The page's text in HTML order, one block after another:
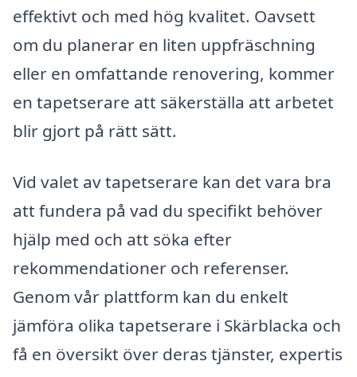
effektivt och med hög kvalitet. Oavsett
om du planerar en liten uppfräschning
eller en omfattande renovering, kommer
en tapetserare att säkerställa att arbetet
blir gjort på rätt sätt.
Vid valet av tapetserare kan det vara bra
att fundera på vad du specifikt behöver
hjälp med och att söka efter
rekommendationer och referenser.
Genom vår plattform kan du enkelt
jämföra olika tapetserare i Skärblacka och
få en översikt över deras tjänster, expertis